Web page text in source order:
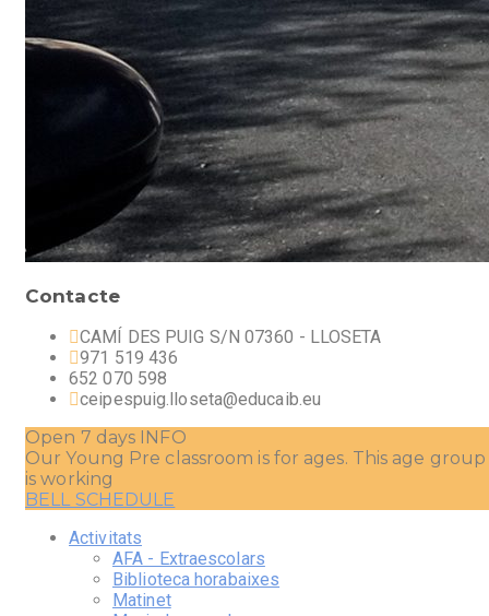
Contacte
CAMÍ DES PUIG S/N 07360 - LLOSETA
971 519 436
652 070 598
ceipespuig.lloseta@educaib.eu
Open 7 days INFO
Our Young Pre classroom is for ages. This age group
is working
BELL SCHEDULE
Activitats
AFA - Extraescolars
Biblioteca horabaixes
Matinet